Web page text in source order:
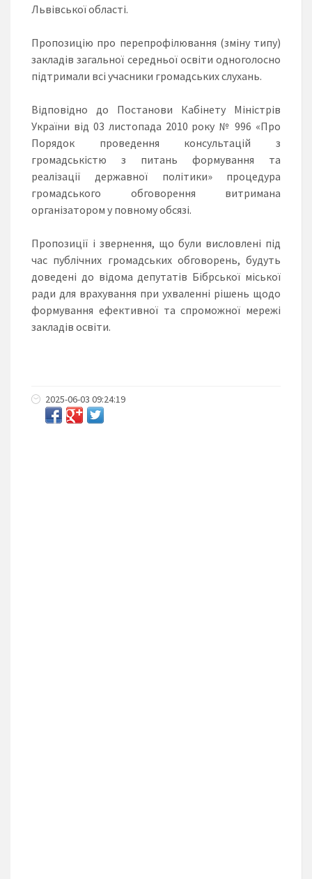
Львівської області.
Пропозицію про перепрофілювання (зміну типу)
закладів загальної середньої освіти одноголосно
підтримали всі учасники громадських слухань.
Відповідно до Постанови Кабінету Міністрів
України від 03 листопада 2010 року № 996 «Про
Порядок проведення консультацій з
громадськістю з питань формування та
реалізації державної політики» процедура
громадського обговорення витримана
організатором у повному обсязі.
Пропозиції і звернення, що були висловлені під
час публічних громадських обговорень, будуть
доведені до відома депутатів Бібрської міської
ради для врахування при ухваленні рішень щодо
формування ефективної та спроможної мережі
закладів освіти.
2025-06-03 09:24:19